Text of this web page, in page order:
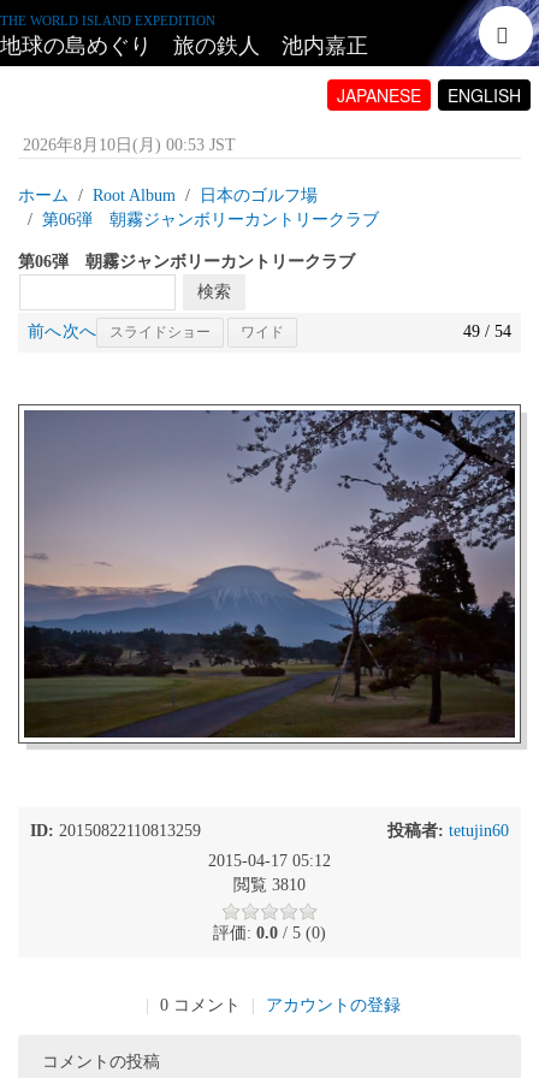
THE WORLD ISLAND EXPEDITION
地球の島めぐり 旅の鉄人 池内嘉正
JAPANESE ENGLISH
2026年8月10日(月) 00:53 JST
ホーム Root Album
日本のゴルフ場
第06弾 朝霧ジャンボリーカントリークラブ
第06弾 朝霧ジャンボリーカントリークラブ
前へ次へ スライドショー ワイド 49 / 54
ID: 20150822110813259 投稿者: tetujin60
2015-04-17 05:12
閲覧 3810
評価: 0.0 / 5 (0)
0 コメント アカウントの登録
コメントの投稿